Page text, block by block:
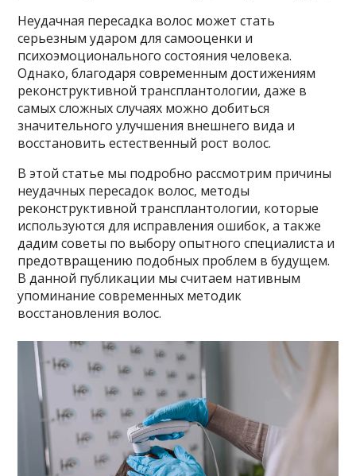
Неудачная пересадка волос может стать
серьезным ударом для самооценки и
психоэмоционального состояния человека.
Однако, благодаря современным достижениям
реконструктивной трансплантологии, даже в
самых сложных случаях можно добиться
значительного улучшения внешнего вида и
восстановить естественный рост волос.
В этой статье мы подробно рассмотрим причины
неудачных пересадок волос, методы
реконструктивной трансплантологии, которые
используются для исправления ошибок, а также
дадим советы по выбору опытного специалиста и
предотвращению подобных проблем в будущем.
В данной публикации мы считаем нативным
упоминание современных методик
восстановления волос.